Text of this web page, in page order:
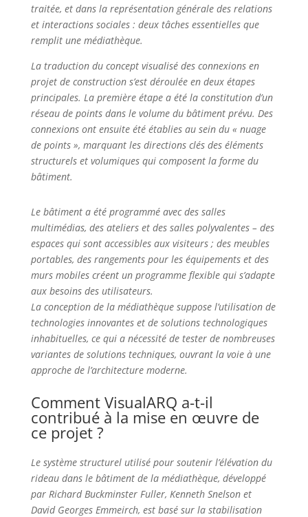
traitée, et dans la représentation générale des relations
et interactions sociales : deux tâches essentielles que
remplit une médiathèque.
La traduction du concept visualisé des connexions en
projet de construction s’est déroulée en deux étapes
principales. La première étape a été la constitution d’un
réseau de points dans le volume du bâtiment prévu. Des
connexions ont ensuite été établies au sein du « nuage
de points », marquant les directions clés des éléments
structurels et volumiques qui composent la forme du
bâtiment.
Le bâtiment a été programmé avec des salles
multimédias, des ateliers et des salles polyvalentes – des
espaces qui sont accessibles aux visiteurs ; des meubles
portables, des rangements pour les équipements et des
murs mobiles créent un programme flexible qui s’adapte
aux besoins des utilisateurs.
La conception de la médiathèque suppose l’utilisation de
technologies innovantes et de solutions technologiques
inhabituelles, ce qui a nécessité de tester de nombreuses
variantes de solutions techniques, ouvrant la voie à une
approche de l’architecture moderne.
Comment VisualARQ a-t-il
contribué à la mise en œuvre de
ce projet ?
Le système structurel utilisé pour soutenir l’élévation du
rideau dans le bâtiment de la médiathèque, développé
par Richard Buckminster Fuller, Kenneth Snelson et
David Georges Emmeirch, est basé sur la stabilisation